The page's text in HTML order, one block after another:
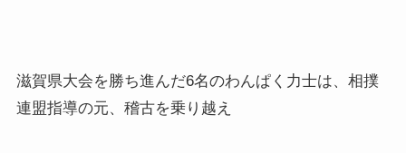
滋賀県大会を勝ち進んだ6名のわんぱく力士は、相撲
連盟指導の元、稽古を乗り越え